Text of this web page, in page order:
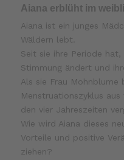
Aiana erblüht im
Aiana ist ein junges
Wäldern lebt.
Seit sie ihre Periode
Stimmung ändert und
Als sie Frau
Menstruationszyklus
den vier Jahreszeiten
Wie wird Aiana dieses
Vorteile und positive
ziehen?